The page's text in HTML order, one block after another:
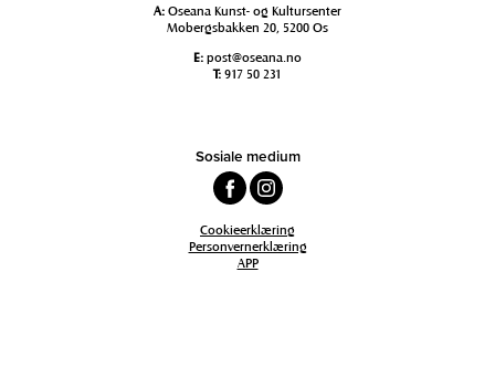
A: Oseana Kunst- og Kultursenter
Mobergsbakken 20, 5200 Os
E: post@oseana.no
T: 917 50 231
Sosiale medium
Cookieerklæring
Personvernerklæring
APP